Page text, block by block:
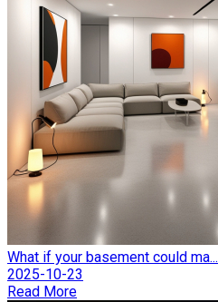
What if your basement could ma...
2025-10-23
Read More